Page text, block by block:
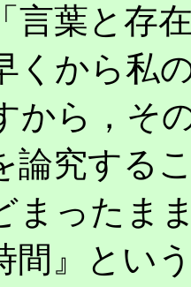
葉と存
くから私
から，そ
論究する
まったま
間』とい